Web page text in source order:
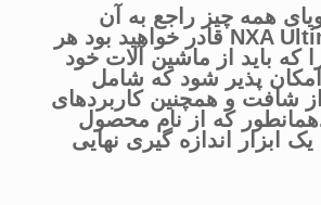
همه چیز راجع به آن
با NXA Ultimate قادر خواهید بود هر
که باید از ماشین آلات خود
پذیر شود که شامل
شافت و همچنین کاربردهای
که از نام محصول
اندازه گیری نهایی